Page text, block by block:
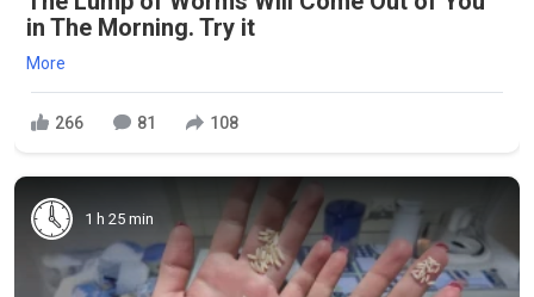
in The Morning. Try it
More
266 81 108
1 h 25 min